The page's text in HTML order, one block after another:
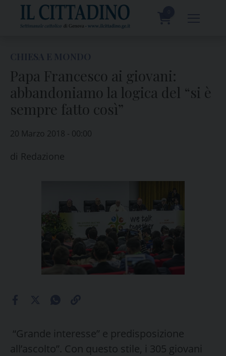
content
Papa Francesco ai giovani:
abbandoniamo la logica del “si è
sempre fatto così”
20 Marzo 2018 - 00:00
di Redazione
“Grande interesse” e predisposizione
all’ascolto”. Con questo stile, i 305 giovani